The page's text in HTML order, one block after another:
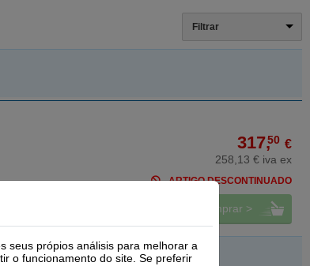
Filtrar
317,50 €
258,13 € iva ex
ARTIGO DESCONTINUADO
comprar >
seus própios análisis para melhorar a
o funcionamento do site. Se preferir